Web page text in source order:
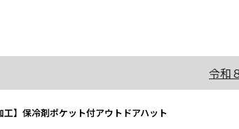
令和
工】保冷剤ポケット付アウトドアハット